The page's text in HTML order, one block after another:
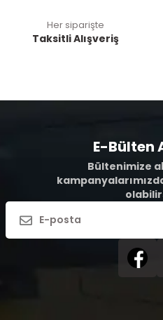
Her siparişte
Taksitli Alışveriş
E-Bülten
Bültenimize